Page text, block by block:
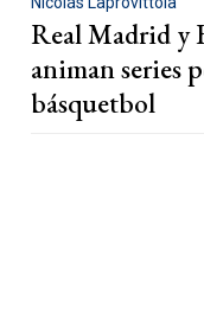
Real Madrid y
animan series
básquetbol